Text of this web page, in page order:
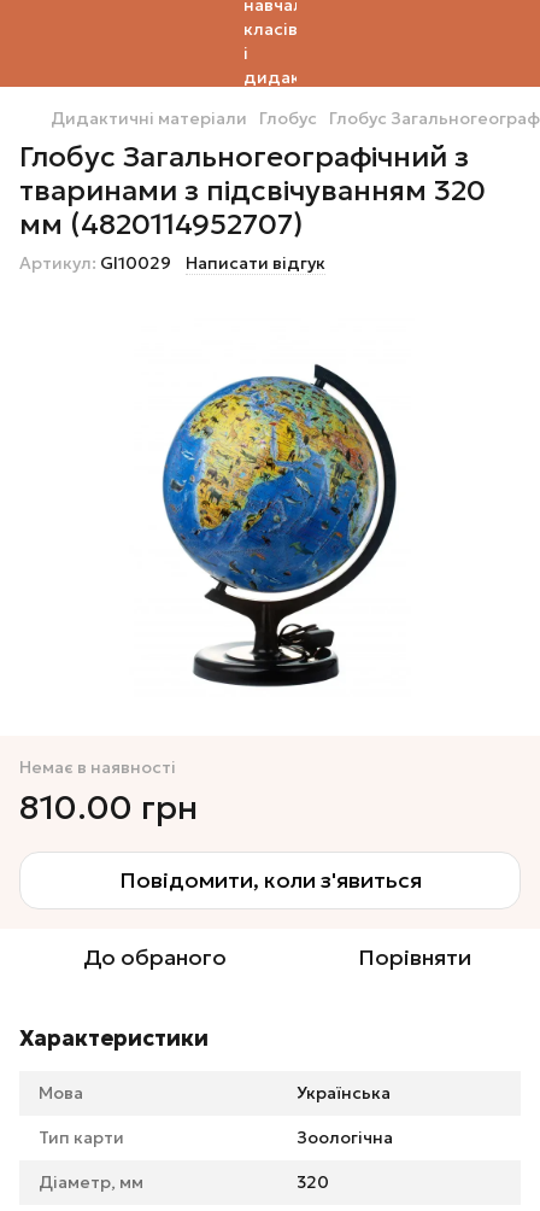
Дидактичні матеріали Глобус Глобус
Глобус Загальногеографічний з
тваринами з підсвічуванням 320
мм (4820114952707)
Артикул: Gl10029 Написати відгук
Немає в наявності
810.00 грн
Повідомити, коли з'явиться
До обраного Порівняти
Характеристики
Мова Українська
Тип карти Зоологічна
Діаметр, мм 320